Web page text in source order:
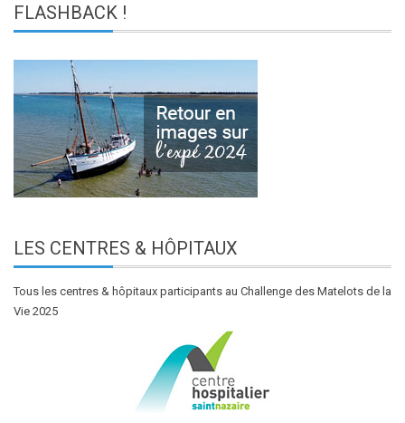
FLASHBACK !
LES CENTRES & HÔPITAUX
Tous les centres & hôpitaux participants au Challenge des Matelots de la
Vie 2025